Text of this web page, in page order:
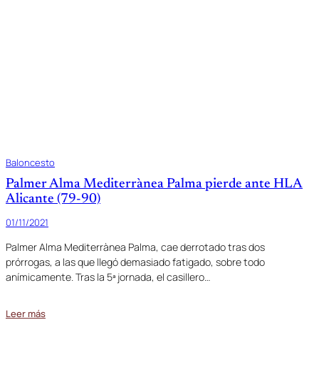
Baloncesto
Palmer Alma Mediterrànea Palma pierde ante HLA
Alicante (79-90)
01/11/2021
Palmer Alma Mediterrànea Palma, cae derrotado tras dos
prórrogas, a las que llegó demasiado fatigado, sobre todo
anímicamente. Tras la 5ª jornada, el casillero…
Leer más